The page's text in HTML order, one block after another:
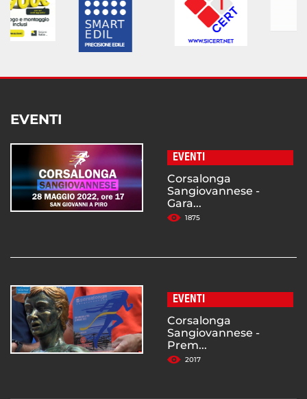
EVENTI
EVENTI
Corsalonga
Sangiovannese -
Gara...
1875
EVENTI
Corsalonga
Sangiovannese -
Prem...
2017